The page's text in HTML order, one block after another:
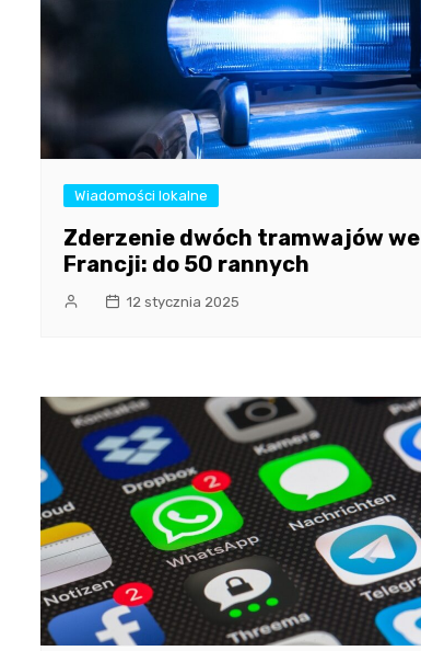
Wiadomości lokalne
Zderzenie dwóch tramwajów we
Francji: do 50 rannych
12 stycznia 2025